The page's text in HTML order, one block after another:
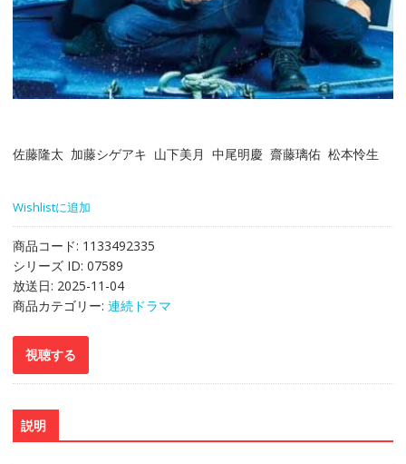
佐藤隆太 加藤シゲアキ 山下美月 中尾明慶 齋藤璃佑 松本怜生
Wishlistに追加
商品コード: 1133492335
シリーズ ID: 07589
放送日: 2025-11-04
商品カテゴリー: 連続ドラマ
説明